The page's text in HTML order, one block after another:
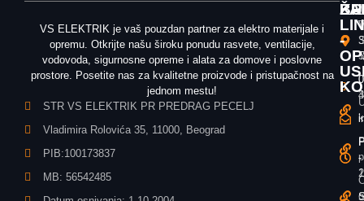
VS ELEKTRIK je vaš pouzdan partner za elektro materijale i
opremu. Otkrijte našu široku ponudu rasvete, ventilacije,
vodovoda, sigurnosne opreme i alata za domove i poslovne
prostore. Posetite nas za kvalitetne proizvode i pristupačnost na
jednom mestu!
STR VS ELEKTRIK PR PREDRAG PECELJ
Vladimira Rolovića 35, 11000, Beograd
PIB:100173837
MB: 56542485
-
-
-